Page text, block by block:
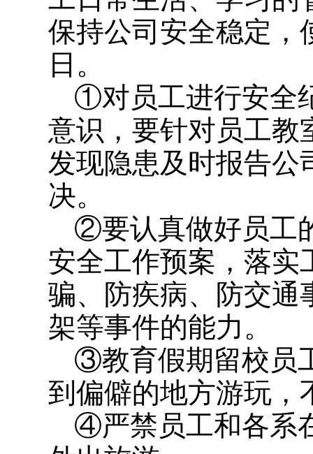
保持公司安全稳定，
日。
①对员工进行安全
意识，要针对员工教
发现隐患及时报告公
决。
②要认真做好员工
安全工作预案，落实
骗、防疾病、防交通
架等事件的能力。
③教育假期留校员
到偏僻的地方游玩，
④严禁员工和各系